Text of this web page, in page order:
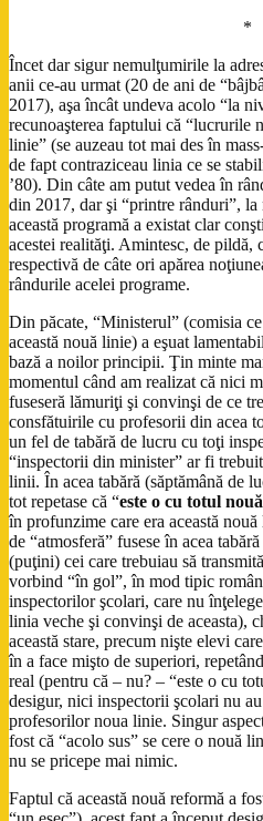
*
Încet dar sigur nemulţumirile la
anii ce-au urmat (20 de ani de
2017), aşa încât undeva acolo “la
recunoaşterea faptului că “lucrurile
linie” (se auzeau tot mai des în
de fapt contraziceau linia ce se
’80). Din câte am putut vedea în
din 2017, dar şi “printre rânduri”,
această programă a existat clar
acestei realităţi. Amintesc, de pildă,
respectivă de câte ori apărea
rândurile acelei programe.
Din păcate, “Ministerul” (comisia
această nouă linie) a eşuat
bază a noilor principii. Ţin minte
momentul când am realizat că nici
fuseseră lămuriţi şi convinşi de ce
consfătuirile cu profesorii din acea
un fel de tabără de lucru cu toţi
“inspectorii din minister” ar fi
linii. În acea tabără (săptămână de
tot repetase că “este o cu totul
în profunzime care era această
de “atmosferă” fusese în acea
(puţini) cei care trebuiau să
vorbind “în gol”, în mod tipic
inspectorilor şcolari, care nu
linia veche şi convinşi de aceasta),
această stare, precum nişte elevi
în a face mişto de superiori,
real (pentru că – nu? – “este o cu
desigur, nici inspectorii şcolari nu
profesorilor noua linie. Singur
fost că “acolo sus” se cere o nouă
nu se pricepe mai nimic.
Faptul că această nouă reformă a